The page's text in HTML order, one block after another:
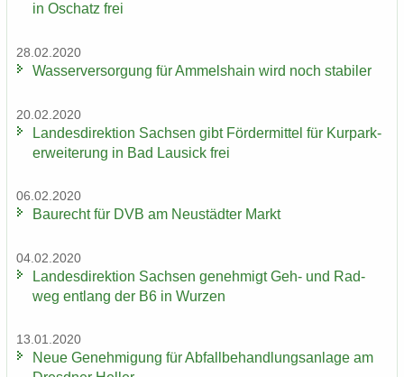
in Oschatz frei
28.02.2020
Was­ser­ver­sor­gung für Am­mels­hain wird noch sta­bi­ler
20.02.2020
Lan­des­di­rek­ti­on Sach­sen gibt För­der­mit­tel für Kur­park­
erwei­te­rung in Bad Lau­sick frei
06.02.2020
Bau­recht für DVB am Neu­städ­ter Markt
04.02.2020
Lan­des­di­rek­ti­on Sach­sen ge­neh­migt Geh- und Rad­
weg ent­lang der B6 in Wur­zen
13.01.2020
Neue Ge­neh­mi­gung für Ab­fall­be­hand­lungs­an­la­ge am